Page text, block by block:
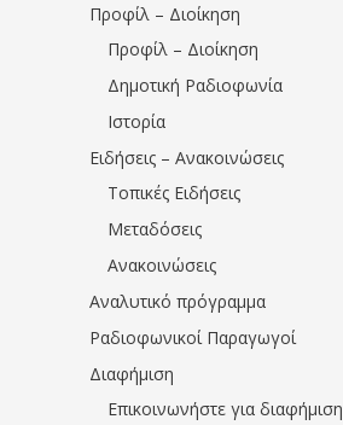
Προφίλ – Διοίκηση
Προφίλ – Διοίκηση
Δημοτική Ραδιοφωνία
Ιστορία
Ειδήσεις – Ανακοινώσεις
Τοπικές Ειδήσεις
Μεταδόσεις
Ανακοινώσεις
Αναλυτικό πρόγραμμα
Ραδιοφωνικοί Παραγωγοί
Διαφήμιση
Επικοινωνήστε για διαφήμιση